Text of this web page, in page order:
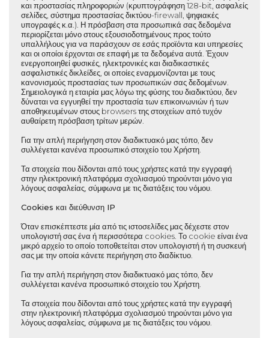
και προστασίας πληροφοριών (κρυπτογράφηση 128-bit, ασφαλείς
σελίδες, σύστημα προστασίας δικτύου-firewall, ψηφιακές
υπογραφές κ.α.). Η πρόσβαση στα προσωπικά σας δεδομένα
περιορίζεται μόνο στους εξουσιοδοτημένους προς τούτο
υπαλλήλους για να παράσχουν σε εσάς προϊόντα και υπηρεσίες
και οι οποίοι έρχονται σε επαφή με τα δεδομένα αυτά. Έχουν
ενεργοποιηθεί φυσικές, ηλεκτρονικές και διαδικαστικές
ασφαλιστικές δικλείδες, οι οποίες εναρμονίζονται με τους
κανονισμούς προστασίας των προσωπικών σας δεδομένων.
Σημειολογικά η εταιρία μας λόγω της φύσης του διαδικτύου, δεν
δύναται να εγγυηθεί την προστασία των επικοινωνιών ή των
αποθηκευμένων στους browsers της στοιχείων από τυχόν
αυθαίρετη πρόσβαση τρίτων μερών.
Για την απλή περιήγηση στον διαδικτυακό μας τόπο, δεν
συλλέγεται κανένα προσωπικό στοιχείο του Χρήστη.
Τα στοιχεία που δίδονται από τους χρήστες κατά την εγγραφή
στην ηλεκτρονική πλατφόρμα σχολιασμού τηρούνται μόνο για
λόγους ασφαλείας, σύμφωνα με τις διατάξεις του νόμου.
Cookies και διεύθυνση IP
Όταν επισκέπτεστε μία από τις ιστοσελίδες μας δέχεστε στον
υπολογιστή σας ένα ή περισσότερα cookies. Το cookie είναι ένα
μικρό αρχείο το οποίο τοποθετείται στον υπολογιστή ή τη συσκευή
σας με την οποία κάνετε περιήγηση στο διαδίκτυο.
Για την απλή περιήγηση στον διαδικτυακό μας τόπο, δεν
συλλέγεται κανένα προσωπικό στοιχείο του Χρήστη.
Τα στοιχεία που δίδονται από τους χρήστες κατά την εγγραφή
στην ηλεκτρονική πλατφόρμα σχολιασμού τηρούνται μόνο για
λόγους ασφαλείας, σύμφωνα με τις διατάξεις του νόμου.